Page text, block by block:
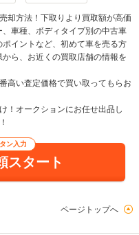
却方法！下取りより買取額が高価
車種、ボディタイプ別の中古車
イントなど、初めて車を売る方
ら、お近くの買取店舗の情報を
高い査定価格で買い取ってもらお
！オークションにお任せ出品し
ン入力
スタート
ページトップへ